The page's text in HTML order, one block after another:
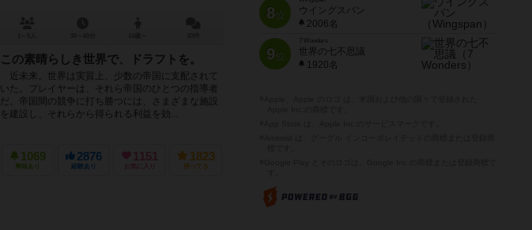
この素晴らしき世界で、ドラフトを。
近未来。世界は実質上、少数の帝国に支配されて
いた。プレイヤーは、それら帝国のひとつの指導者
だ。帝国間の競争に打ち勝つには、さまざまな施設
を建設し、それらから得られる利益を効...
1069
興味あり
2876
経験あり
1151
お気に入り
1823
持ってる
8位
ウイングスパン
2006名
9位
7 Wonders
世界の七不思議
1920名